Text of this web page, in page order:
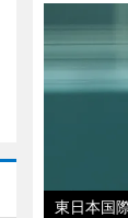
東日本国